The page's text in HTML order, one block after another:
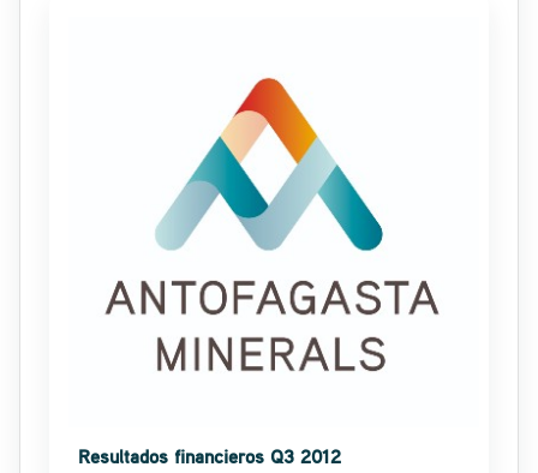
Resultados financieros Q3 2012